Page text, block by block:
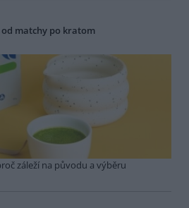
matchy po kratom
záleží na původu a výběru